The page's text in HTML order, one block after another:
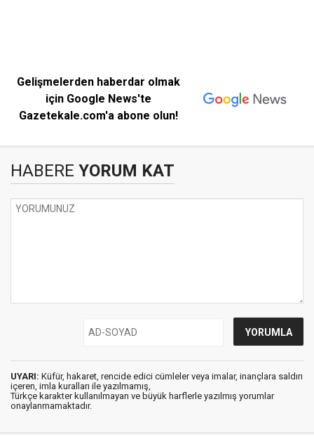
Gelişmelerden haberdar olmak
için Google News'te
Gazetekale.com'a abone olun!
HABERE YORUM KAT
UYARI: Küfür, hakaret, rencide edici cümleler veya imalar, inançlara saldırı
içeren, imla kuralları ile yazılmamış,
Türkçe karakter kullanılmayan ve büyük harflerle yazılmış yorumlar
onaylanmamaktadır.